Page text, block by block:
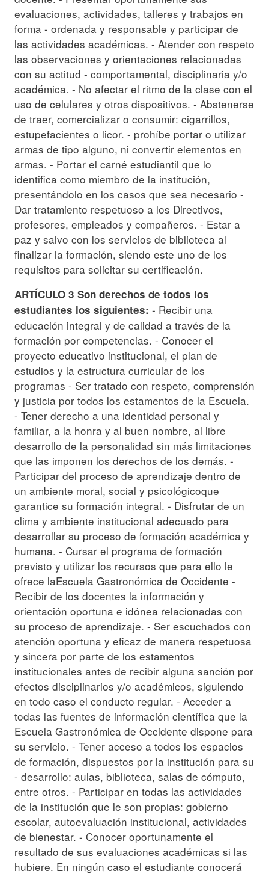
evaluaciones, actividades, talleres y trabajos en
forma - ordenada y responsable y participar de
las actividades académicas. - Atender con respeto
las observaciones y orientaciones relacionadas
con su actitud - comportamental, disciplinaria y/o
académica. - No afectar el ritmo de la clase con el
uso de celulares y otros dispositivos. - Abstenerse
de traer, comercializar o consumir: cigarrillos,
estupefacientes o licor. - prohíbe portar o utilizar
armas de tipo alguno, ni convertir elementos en
armas. - Portar el carné estudiantil que lo
identifica como miembro de la institución,
presentándolo en los casos que sea necesario -
Dar tratamiento respetuoso a los Directivos,
profesores, empleados y compañeros. - Estar a
paz y salvo con los servicios de biblioteca al
finalizar la formación, siendo este uno de los
requisitos para solicitar su certificación.
ARTÍCULO 3 Son derechos de todos los
estudiantes los siguientes: - Recibir una
educación integral y de calidad a través de la
formación por competencias. - Conocer el
proyecto educativo institucional, el plan de
estudios y la estructura curricular de los
programas - Ser tratado con respeto, comprensión
y justicia por todos los estamentos de la Escuela.
- Tener derecho a una identidad personal y
familiar, a la honra y al buen nombre, al libre
desarrollo de la personalidad sin más limitaciones
que las imponen los derechos de los demás. -
Participar del proceso de aprendizaje dentro de
un ambiente moral, social y psicológicoque
garantice su formación integral. - Disfrutar de un
clima y ambiente institucional adecuado para
desarrollar su proceso de formación académica y
humana. - Cursar el programa de formación
previsto y utilizar los recursos que para ello le
ofrece laEscuela Gastronómica de Occidente -
Recibir de los docentes la información y
orientación oportuna e idónea relacionadas con
su proceso de aprendizaje. - Ser escuchados con
atención oportuna y eficaz de manera respetuosa
y sincera por parte de los estamentos
institucionales antes de recibir alguna sanción por
efectos disciplinarios y/o académicos, siguiendo
en todo caso el conducto regular. - Acceder a
todas las fuentes de información científica que la
Escuela Gastronómica de Occidente dispone para
su servicio. - Tener acceso a todos los espacios
de formación, dispuestos por la institución para su
- desarrollo: aulas, biblioteca, salas de cómputo,
entre otros. - Participar en todas las actividades
de la institución que le son propias: gobierno
escolar, autoevaluación institucional, actividades
de bienestar. - Conocer oportunamente el
resultado de sus evaluaciones académicas si las
hubiere. En ningún caso el estudiante conocerá